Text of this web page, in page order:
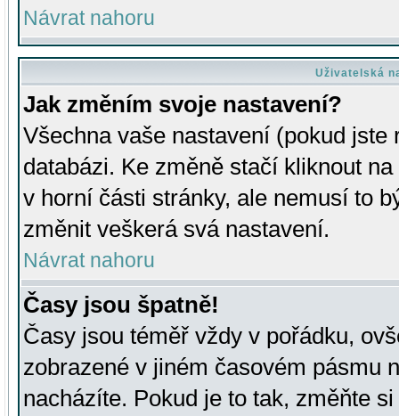
Návrat nahoru
Uživatelská
Jak změním svoje nastavení?
Všechna vaše nastavení (pokud
databázi. Ke změně stačí kliknout
v horní části stránky, ale nemusí to
změnit veškerá svá nastavení.
Návrat nahoru
Časy jsou špatně!
Časy jsou téměř vždy v pořádku,
zobrazené v jiném časovém pásmu
nacházíte. Pokud je to tak, změňte